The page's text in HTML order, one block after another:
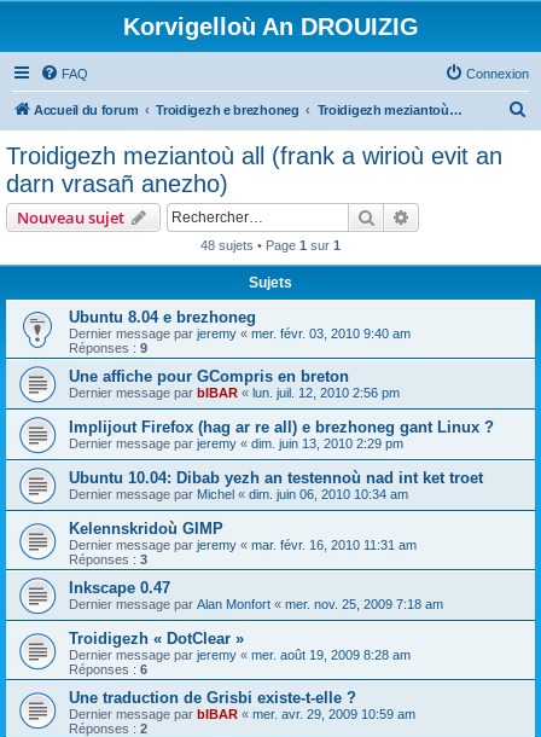
Korvigelloù An DROUIZIG
FAQ Connexion
Accueil du forum Troidigezh e brezhoneg Troidigezh meziantoù all (frank a wirioù evit an darn vrasañ anezho)
Troidigezh meziantoù all (frank a wirioù evit an
darn vrasañ anezho)
Nouveau sujet Rechercher
48 sujets • Page 1 sur 1
Sujets
Ubuntu 8.04 e brezhoneg
Dernier message par jeremy « mer. févr. 03, 2010 9:40 am
Réponses : 9
Une affiche pour GCompris en breton
Dernier message par bIBAR « lun. juil. 12, 2010 2:56 pm
Implijout Firefox (hag ar re all) e brezhoneg gant Linux ?
Dernier message par jeremy « dim. juin 13, 2010 2:29 pm
Ubuntu 10.04: Dibab yezh an testennoù nad int ket troet
Dernier message par Michel « dim. juin 06, 2010 10:34 am
Kelennskridoù GIMP
Dernier message par jeremy « mar. févr. 16, 2010 11:31 am
Réponses : 3
Inkscape 0.47
Dernier message par Alan Monfort « mer. nov. 25, 2009 7:18 am
Troidigezh « DotClear »
Dernier message par jeremy « mer. août 19, 2009 8:28 am
Réponses : 6
Une traduction de Grisbi existe-t-elle ?
Dernier message par bIBAR « mer. avr. 29, 2009 10:59 am
Réponses : 2